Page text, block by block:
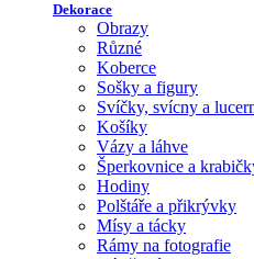
Dekorace
Obrazy
Různé
Koberce
Sošky a figury
Svíčky, svícny a
Košíky
Vázy a láhve
Šperkovnice a
Hodiny
Polštáře a přikrývky
Mísy a tácky
Rámy na fotografie